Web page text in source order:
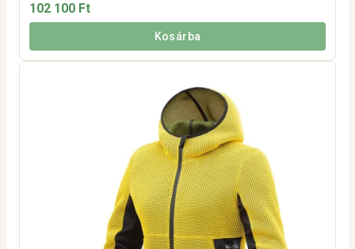
102 100 Ft
Kosárba